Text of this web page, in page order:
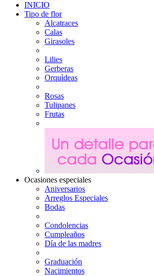
INICIO
Tipo de flor
Alcatraces
Calas
Girasoles
Lilies
Gerberas
Orquìdeas
Rosas
Tulipanes
Frutas
Ocasiones especiales
Aniversarios
Arreglos Especiales
Bodas
Condolencias
Cumpleaños
Día de las madres
Graduación
Nacimientos